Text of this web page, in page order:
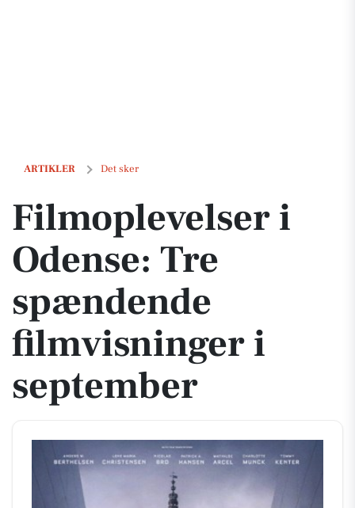
ARTIKLER Det sker
Filmoplevelser i Odense: Tre spændende filmvisninger i september
Filmoplevelser i
Odense: Tre
spændende
filmvisninger i
september